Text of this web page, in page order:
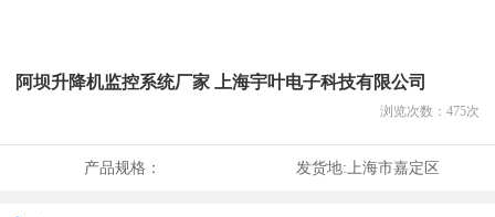
阿坝升降机监控系统厂家 上海宇叶电子科技有限公司
浏览次数： 475次
产品规格： 发货地:上海市嘉定区